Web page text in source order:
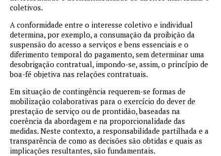
coletivos.
A conformidade entre o interesse coletivo e individual
determina, por exemplo, a consumação da proibição da
suspensão do acesso a serviços e bens essenciais e o
diferimento temporal do pagamento, sem determinar uma
desobrigação contratual, impondo-se, assim, o princípio de
boa-fé objetiva nas relações contratuais.
Em situação de contingência requerem-se formas de
mobilização colaborativas para o exercício do dever de
prestação de serviço ou de prontidão, baseadas na
coerência da abordagem e na proporcionalidade das
medidas. Neste contexto, a responsabilidade partilhada e a
transparência de como as decisões são obtidas e quais as
implicações resultantes, são fundamentais.